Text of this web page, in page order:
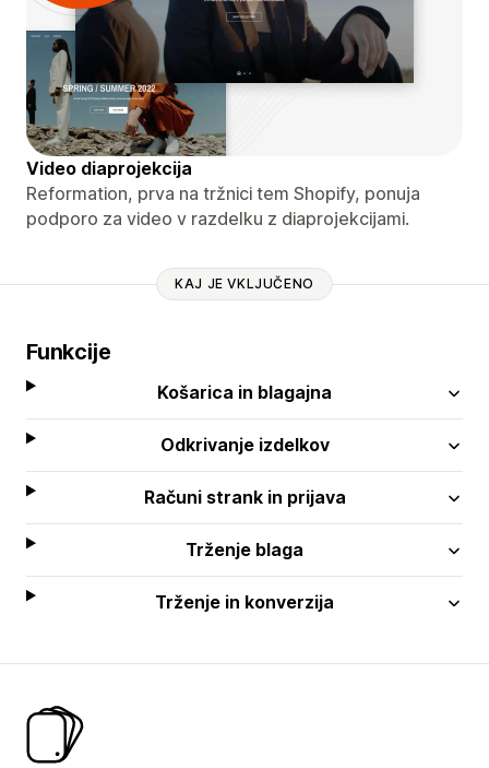
Video diaprojekcija
Reformation, prva na tržnici tem Shopify, ponuja
podporo za video v razdelku z diaprojekcijami.
KAJ JE VKLJUČENO
Funkcije
Košarica in blagajna
Odkrivanje izdelkov
Računi strank in prijava
Trženje blaga
Trženje in konverzija